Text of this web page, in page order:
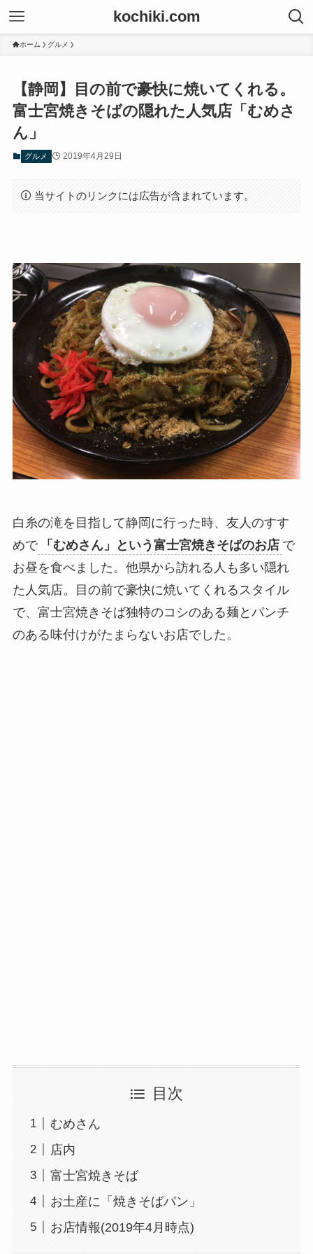
kochiki.com
ホーム グルメ
【静岡】目の前で豪快に焼いてくれる。
富士宮焼きそばの隠れた人気店「むめさ
ん」
グルメ 2019年4月29日
当サイトのリンクには広告が含まれています。
白糸の滝を目指して静岡に行った時、友人のすす
めで
「むめさん」という富士宮焼きそばのお店 で
お昼を食べました。他県から訪れる人も多い隠れ
た人気店。目の前で豪快に焼いてくれるスタイル
で、富士宮焼きそば独特のコシのある麺とパンチ
のある味付けがたまらないお店でした。
目次
むめさん
店内
富士宮焼きそば
お土産に「焼きそばパン」
お店情報(2019年4月時点)